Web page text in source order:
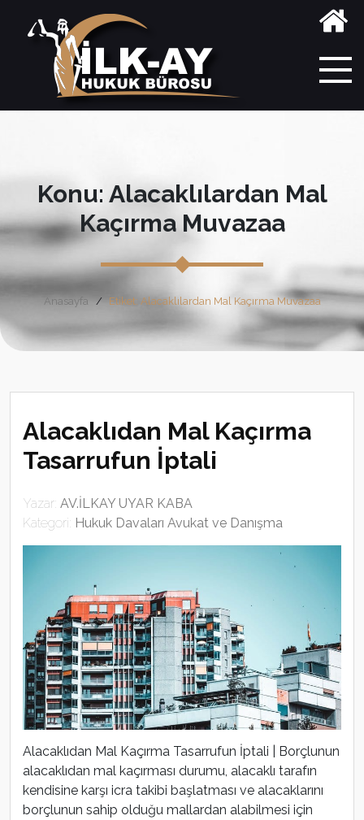
Konu: Alacaklılardan Mal
Kaçırma Muvazaa
Anasayfa Etiket: Alacaklılardan Mal Kaçırma Muvazaa
Alacaklıdan Mal Kaçırma
Tasarrufun İptali
Yazar: AV.İLKAY UYAR KABA
Kategori: Hukuk Davaları Avukat ve Danışma
Alacaklıdan Mal Kaçırma Tasarrufun İptali | Borçlunun
alacaklıdan mal kaçırması durumu, alacaklı tarafın
kendisine karşı icra takibi başlatması ve alacaklarını
borçlunun sahip olduğu mallardan alabilmesi için